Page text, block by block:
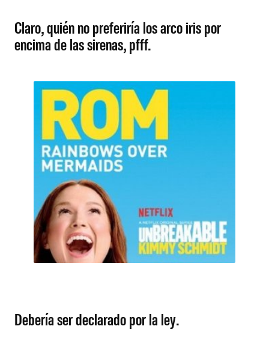
Claro, quién no preferiría los arco iris por
encima de las sirenas, pfff.
Debería ser declarado por la ley.